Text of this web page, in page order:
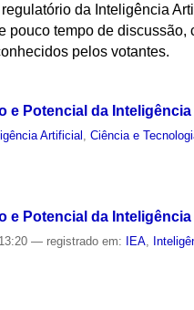
da Inteligência
pouco tempo de
pelos votantes.
Potencial da Inteligência
Artificial,Ciência e
e Potencial da Inteligência
— registrado em: IEA,